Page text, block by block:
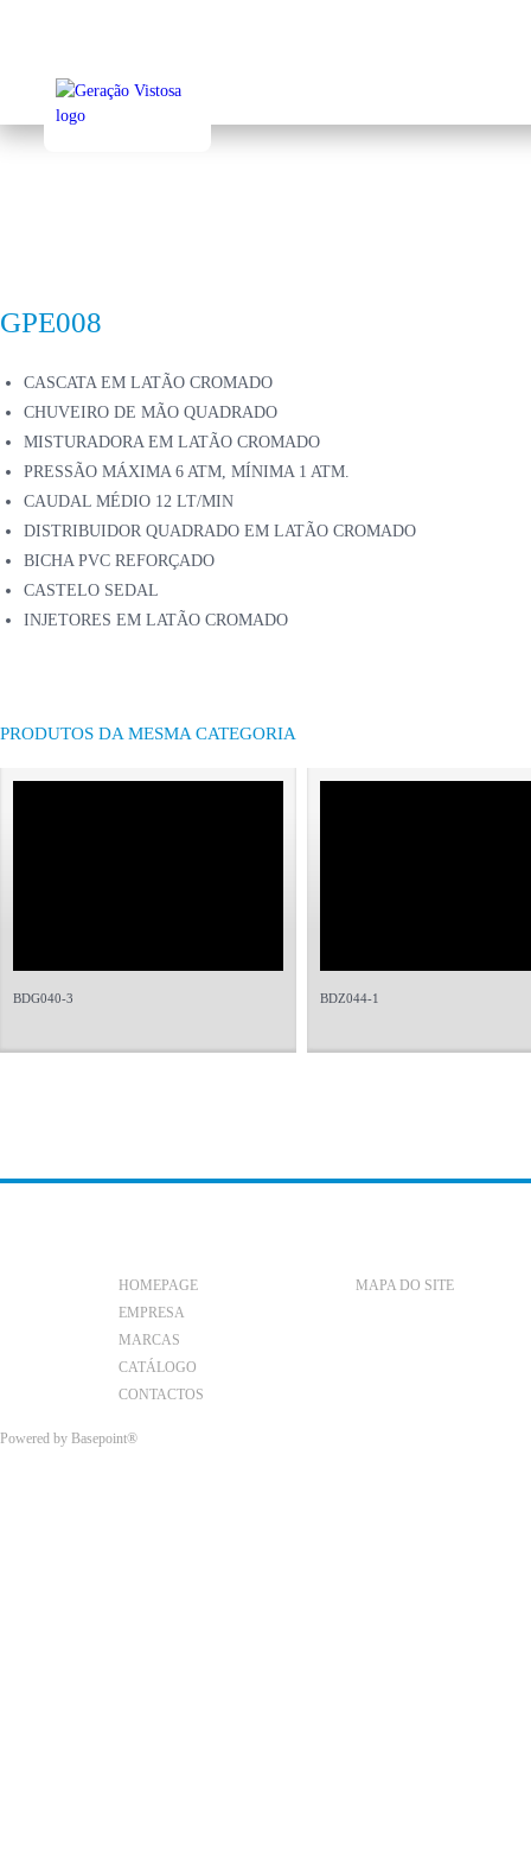
GPE008
CASCATA EM LATÃO CROMADO
CHUVEIRO DE MÃO QUADRADO
MISTURADORA EM LATÃO CROMADO
PRESSÃO MÁXIMA 6 ATM, MÍNIMA 1 ATM.
CAUDAL MÉDIO 12 LT/MIN
DISTRIBUIDOR QUADRADO EM LATÃO CROMADO
BICHA PVC REFORÇADO
CASTELO SEDAL
INJETORES EM LATÃO CROMADO
PRODUTOS DA MESMA CATEGORIA
BDG040-3 BDZ044-1
HOMEPAGE
EMPRESA
MARCAS
CATÁLOGO
CONTACTOS
MAPA DO SITE
Powered by Basepoint®